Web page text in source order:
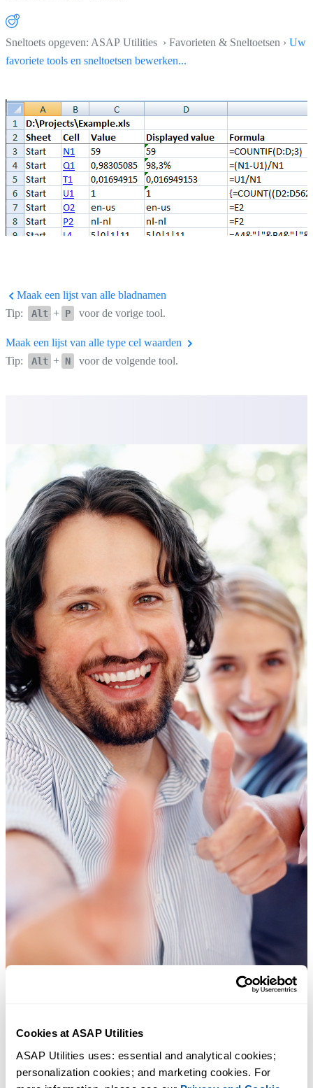
Cookies at ASAP Utilities
ASAP Utilities uses: essential and analytical cookies;
personalization cookies; and marketing cookies. For
Sneltoets opgeven: ASAP Utilities › Favorieten & Sneltoetsen › Uw
favoriete tools en sneltoetsen bewerken...
Maak een lijst van alle bladnamen
Tip:
Alt + P voor de vorige tool.
Maak een lijst van alle type cel waarden
Tip:
Alt + N voor de volgende tool.
Bespaar tijd in Excel. Snel en eenvoudig.